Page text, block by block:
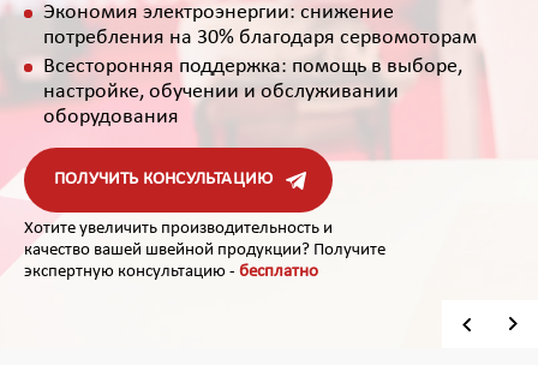
Экономия электроэнергии: снижение
потребления на 30% благодаря сервомоторам
Всесторонняя поддержка: помощь в выборе,
настройке, обучении и обслуживании
оборудования
ПОЛУЧИТЬ КОНСУЛЬТАЦИЮ
Хотите увеличить производительность и
качество вашей швейной продукции? Получите
экспертную консультацию - бесплатно